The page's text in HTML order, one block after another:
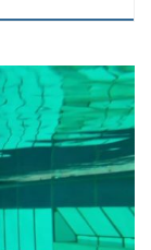
Leider waren